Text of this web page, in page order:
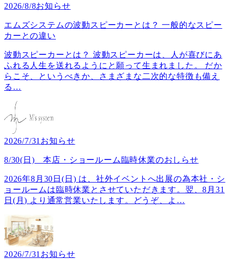
2026/8/8お知らせ
エムズシステムの波動スピーカーとは？ 一般的なスピー
カーとの違い
波動スピーカーとは？ 波動スピーカーは、人が喜びにあ
ふれる人生を送れるようにと願って生まれました。 だか
らこそ、というべきか、さまざまな二次的な特徴も備え
る …
2026/7/31 お知らせ
8/30(日) 本店・ショールーム臨時休業のおしらせ
2026年8月30日(日) は、社外イベントへ出展の為本社・シ
ョールームは臨時休業とさせていただきます。翌、8月31
日(月) より通常営業いたします。どうぞ、よ …
2026/7/31 お知らせ